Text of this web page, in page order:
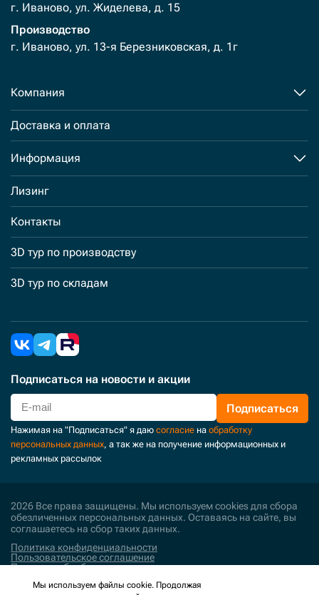
г. Иваново, ул. Жиделева, д. 15
Производство
г. Иваново, ул. 13-я Березниковская, д. 1г
Компания
Доставка и оплата
Информация
Лизинг
Контакты
3D тур по производству
3D тур по складам
Подписаться на новости и акции
Подписаться
Нажимая на "Подписаться" я даю согласие на обработку
персональных данных, а так же на получение информационных и
рекламных рассылок
2026 Все права защищены. Мы используем cookies для сбора
обезличенных персональных данных. Оставаясь на сайте, вы
соглашаетесь на сбор таких данных.
Политика конфиденциальности
Пользовательское соглашение
Политика обработки персональных данных
Мы используем файлы cookie. Продолжая